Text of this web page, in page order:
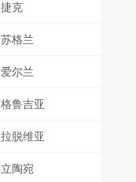
捷克
苏格兰
爱尔兰
格鲁吉亚
拉脱维亚
立陶宛